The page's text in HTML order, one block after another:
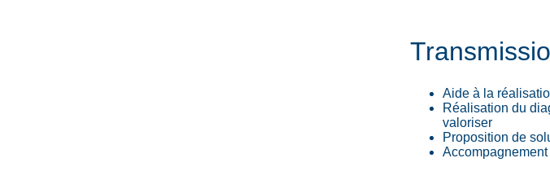
Aide à la
Réalisation du
valoriser
Proposition de